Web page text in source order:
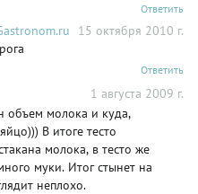
Ответить
15 октября 2010 г.
Ответить
1 августа 2009 г.
объем молока и куда,
В итоге тесто
молока, в тесто же
муки. Итог стынет на
неплохо.